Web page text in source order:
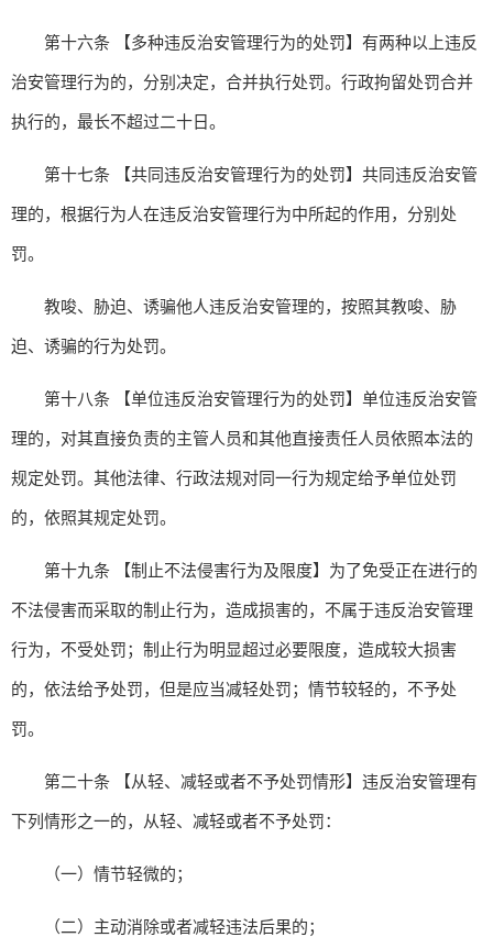
第十六条 【多种违反治安管理行为的处罚】有两种以上违反
治安管理行为的，分别决定，合并执行处罚。行政拘留处罚合并
执行的，最长不超过二十日。
第十七条 【共同违反治安管理行为的处罚】共同违反治安管
理的，根据行为人在违反治安管理行为中所起的作用，分别处
罚。
教唆、胁迫、诱骗他人违反治安管理的，按照其教唆、胁
迫、诱骗的行为处罚。
第十八条 【单位违反治安管理行为的处罚】单位违反治安管
理的，对其直接负责的主管人员和其他直接责任人员依照本法的
规定处罚。其他法律、行政法规对同一行为规定给予单位处罚
的，依照其规定处罚。
第十九条 【制止不法侵害行为及限度】为了免受正在进行的
不法侵害而采取的制止行为，造成损害的，不属于违反治安管理
行为，不受处罚；制止行为明显超过必要限度，造成较大损害
的，依法给予处罚，但是应当减轻处罚；情节较轻的，不予处
罚。
第二十条 【从轻、减轻或者不予处罚情形】违反治安管理有
下列情形之一的，从轻、减轻或者不予处罚：
（一）情节轻微的；
（二）主动消除或者减轻违法后果的；